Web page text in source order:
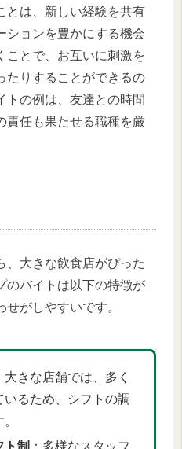
とは、新しい経験を共有
ションを豊かにする機会
ことで、お互いに刺激を
たりすることができるの
トの例は、友達との時間
責任も果たせる職種を厳
、大きな飲食店がぴった
のバイトは以下の特徴が
がしやすいです。
大きな店舗では、多く
るため、シフトの調
ト制 ：多様なスタッフ